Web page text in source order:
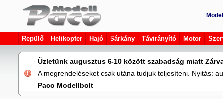
Repülő Helikopter Hajó Sárkány Távirányító Motor
Üzletünk augusztus 6-10 között szabadság miatt
A megrendeléseket csak utána tudjuk teljesíteni. Nyitás:
Paco Modellbolt